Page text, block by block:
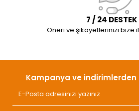
7 / 24 DESTEK
Öneri ve şikayetlerinizi bize
Kampanya ve